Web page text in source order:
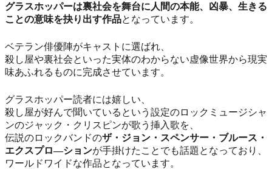
グラスホッパーは裏社会を舞台に人間の本能、凶暴、生きる
ことの意味を抉り出す作品となっています。
ベテラン俳優陣がキャストに選ばれ、
殺し屋や裏社会といった実体のわからない虚像世界から現実
味あふれるものに完成させています。
グラスホッパー読者には嬉しい、
殺し屋が好んで聞いているという設定のロックミュージシャ
ンのジャック・クリスピンが歌う挿入歌を、
伝説のロックバンドのザ・ジョン・スペンサー・ブルース・
エクスプロ―ションが手掛けたことでも話題となっており、
ワールドワイドな作品となっています。